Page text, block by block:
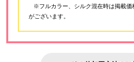
※フルカラー、シルク混在時は掲載価
がございます。